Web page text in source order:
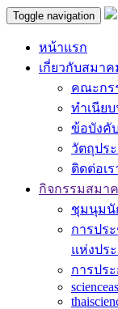
Toggle navigation
หน้าแรก
เกี่ยวกับสมาค
คณะกร
ทำเนีย
ข้อบังคั
วัตถุปร
ติดต่อเร
กิจกรรมสมา
ชุมนุมนั
การปร
แห่งปร
การปร